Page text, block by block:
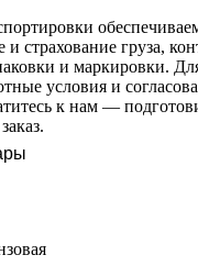
и страхование груза,
и маркировки.
условия и
к нам —